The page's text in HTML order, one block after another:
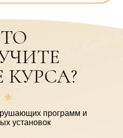
программ и
установок